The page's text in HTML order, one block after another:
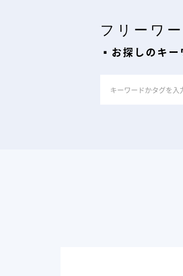
フリーワ
▪︎お探しのキー